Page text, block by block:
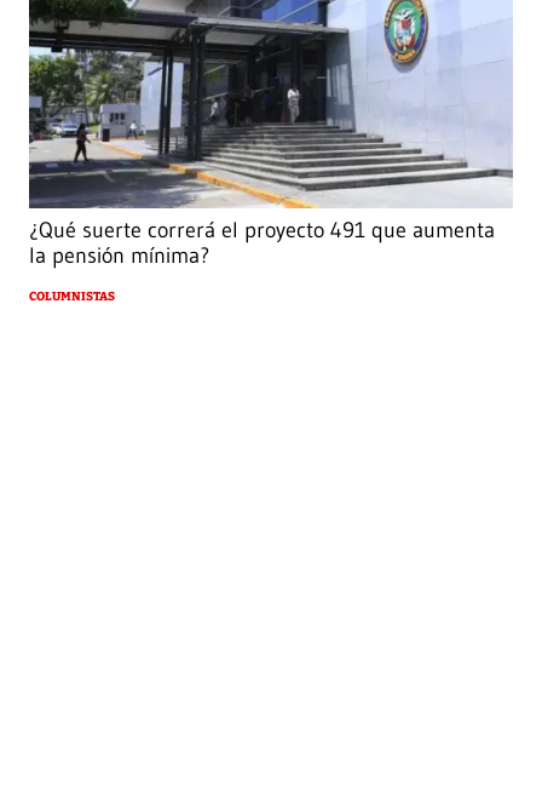
¿Qué suerte correrá el proyecto 491 que aumenta
la pensión mínima?
COLUMNISTAS